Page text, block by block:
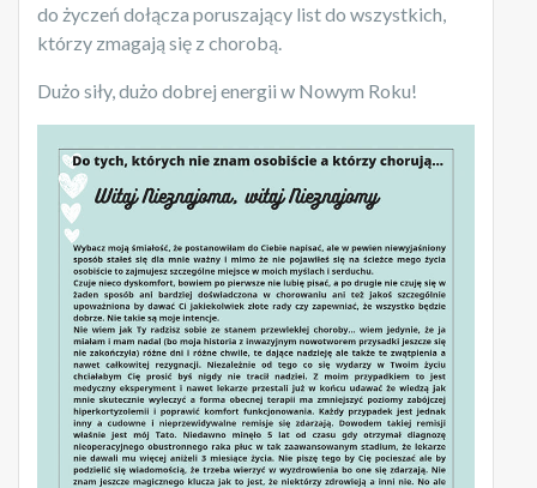
do życzeń dołącza poruszający list do wszystkich,
którzy zmagają się z chorobą.
Dużo siły, dużo dobrej energii w Nowym Roku!